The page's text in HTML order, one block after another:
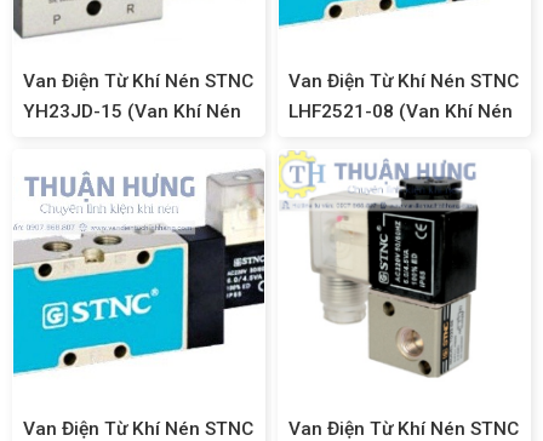
Van Điện Từ Khí Nén STNC
YH23JD-15 (Van Khí Nén
Van Điện Từ Khí Nén STNC
LHF2521-08 (Van Khí Nén
FESTO)
Van Điện Từ Khí Nén STNC
Van Điện Từ Khí Nén STNC